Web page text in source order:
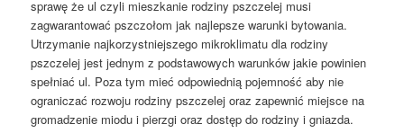
sprawę że ul czyli mieszkanie rodziny pszczelej musi
zagwarantować pszczołom jak najlepsze warunki bytowania.
Utrzymanie najkorzystniejszego mikroklimatu dla rodziny
pszczelej jest jednym z podstawowych warunków jakie powinien
spełniać ul. Poza tym mieć odpowiednią pojemność aby nie
ograniczać rozwoju rodziny pszczelej oraz zapewnić miejsce na
gromadzenie miodu i pierzgi oraz dostęp do rodziny i gniazda.